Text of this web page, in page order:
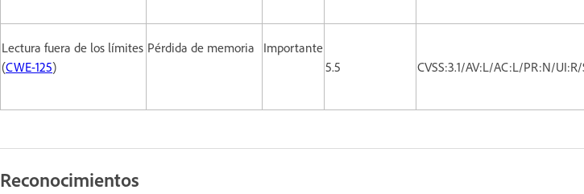
Lectura fuera de los límites
(CWE-125)
Pérdida de memoria
Importante
5.5
CVSS:3.1/AV:L/AC:L/PR:N/
Reconocimientos